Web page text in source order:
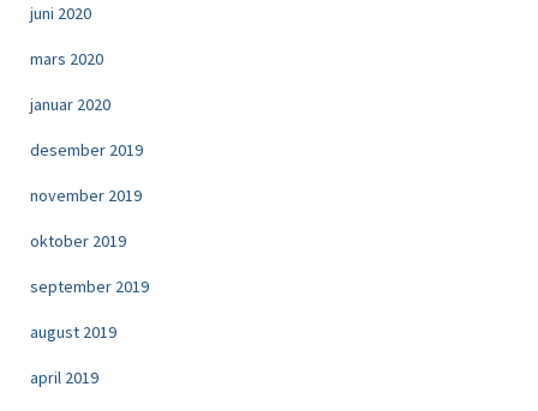
juni 2020
mars 2020
januar 2020
desember 2019
november 2019
oktober 2019
september 2019
august 2019
april 2019